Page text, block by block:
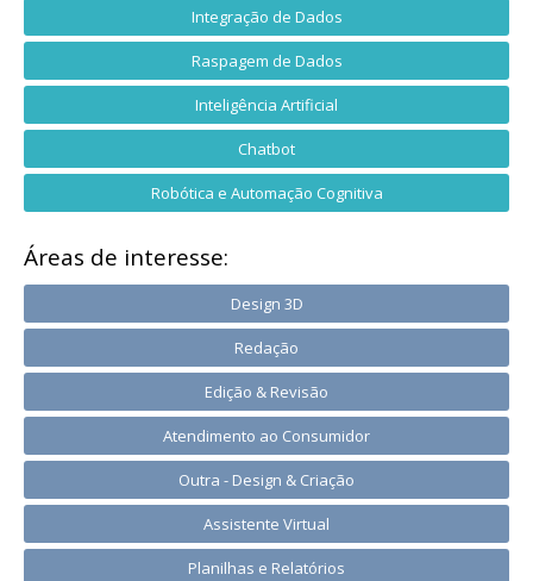
Integração de Dados
Raspagem de Dados
Inteligência Artificial
Chatbot
Robótica e Automação Cognitiva
Áreas de interesse:
Design 3D
Redação
Edição & Revisão
Atendimento ao Consumidor
Outra - Design & Criação
Assistente Virtual
Planilhas e Relatórios